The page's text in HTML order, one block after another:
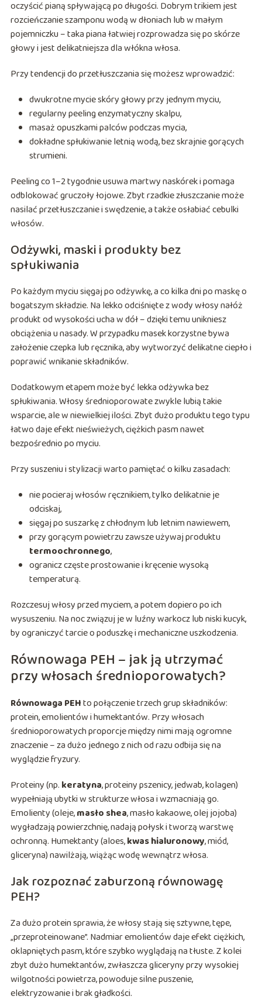
oczyścić pianą spływającą po długości. Dobrym trikiem jest
rozcieńczanie szamponu wodą w dłoniach lub w małym
pojemniczku – taka piana łatwiej rozprowadza się po skórze
głowy i jest delikatniejsza dla włókna włosa.
Przy tendencji do przetłuszczania się możesz wprowadzić:
dwukrotne mycie skóry głowy przy jednym myciu,
regularny peeling enzymatyczny skalpu,
masaż opuszkami palców podczas mycia,
dokładne spłukiwanie letnią wodą, bez skrajnie gorących
strumieni.
Peeling co 1–2 tygodnie usuwa martwy naskórek i pomaga
odblokować gruczoły łojowe. Zbyt rzadkie złuszczanie może
nasilać przetłuszczanie i swędzenie, a także osłabiać cebulki
włosów.
Odżywki, maski i produkty bez
spłukiwania
Po każdym myciu sięgaj po odżywkę, a co kilka dni po maskę o
bogatszym składzie. Na lekko odciśnięte z wody włosy nałóż
produkt od wysokości ucha w dół – dzięki temu unikniesz
obciążenia u nasady. W przypadku masek korzystne bywa
założenie czepka lub ręcznika, aby wytworzyć delikatne ciepło i
poprawić wnikanie składników.
Dodatkowym etapem może być lekka odżywka bez
spłukiwania. Włosy średnioporowate zwykle lubią takie
wsparcie, ale w niewielkiej ilości. Zbyt dużo produktu tego typu
łatwo daje efekt nieświeżych, ciężkich pasm nawet
bezpośrednio po myciu.
Przy suszeniu i stylizacji warto pamiętać o kilku zasadach:
nie pocieraj włosów ręcznikiem, tylko delikatnie je
odciskaj,
sięgaj po suszarkę z chłodnym lub letnim nawiewem,
przy gorącym powietrzu zawsze używaj produktu
termoochronnego,
ogranicz częste prostowanie i kręcenie wysoką
temperaturą.
Rozczesuj włosy przed myciem, a potem dopiero po ich
wysuszeniu. Na noc związuj je w luźny warkocz lub niski kucyk,
by ograniczyć tarcie o poduszkę i mechaniczne uszkodzenia.
Równowaga PEH – jak ją utrzymać
przy włosach średnioporowatych?
Równowaga PEHto połączenie trzech grup składników:
protein, emolientów i humektantów. Przy włosach
średnioporowatych proporcje między nimi mają ogromne
znaczenie – za dużo jednego z nich od razu odbija się na
wyglądzie fryzury.
Proteiny (np. keratyna, proteiny pszenicy, jedwab, kolagen)
wypełniają ubytki w strukturze włosa i wzmacniają go.
Emolienty (oleje,masło shea, masło kakaowe, olej jojoba)
wygładzają powierzchnię, nadają połysk i tworzą warstwę
ochronną. Humektanty (aloes,kwas hialuronowy, miód,
gliceryna) nawilżają, wiążąc wodę wewnątrz włosa.
Jak rozpoznać zaburzoną równowagę
PEH?
Za dużo protein sprawia, że włosy stają się sztywne, tępe,
„przeproteinowane”. Nadmiar emolientów daje efekt ciężkich,
oklapniętych pasm, które szybko wyglądają na tłuste. Z kolei
zbyt dużo humektantów, zwłaszcza gliceryny przy wysokiej
wilgotności powietrza, powoduje silne puszenie,
elektryzowanie i brak gładkości.